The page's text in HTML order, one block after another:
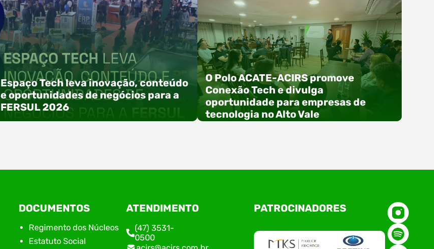
Espaço Tech leva inovação, conteúdo
e oportunidades de negócios para a
FERSUL 2026
A 15ª FERSUL – Feira Multissetorial do Alto Vale
do Itajaí acontece nos dias 12, 13 e 14 de agosto
de 2026, no Centro de Eventos Hermann
Purnhagen, e contará com uma programação
especial voltada à tecnologia, inovação e
O Polo ACATE-ACIRS promove
Conexão Tech e divulga
oportunidade para empresas de
tecnologia no Alto Vale
O Polo ACATE-ACIRS, por meio do NIAVI – Núcleo
de Tecnologia da Informação do Alto Vale do
Conexão Tech NIAVI, reunindo empresas de
tecnologia da região para uma noite de
DOCUMENTOS
Regimento dos Núcleos
Estatuto Social
ATENDIMENTO
(47) 3531-
0500
PATROCINADORES